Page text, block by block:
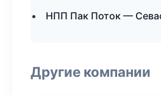
НПП Пак Поток —
Другие компании